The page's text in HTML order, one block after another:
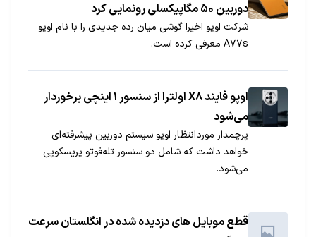
دوربین ۵۰ مگاپیکسلی رونمایی کرد
شرکت اوپو اخیرا گوشی میان رده جدیدی را با نام اوپو
A77s معرفی کرده است.
اوپو فایند X8 اولترا از سنسور ۱ اینچی برخوردار
می‌شود
پرچمدار موردانتظار اوپو سیستم دوربین پیشرفته‌ای
خواهد داشت که شامل دو سنسور تله‌فوتو پریسکوپی
می‌شود.
قطع موبایل های دزدیده شده در انگلستان سرعت